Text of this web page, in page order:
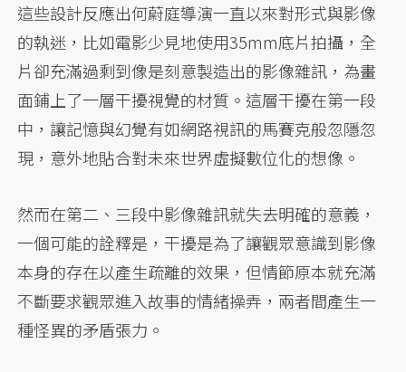
這些設計反應出何蔚庭導演一直以來對形式與影像
的執迷，比如電影少見地使用35mm底片拍攝，全
片卻充滿過剩到像是刻意製造出的影像雜訊，為畫
面鋪上了一層干擾視覺的材質。這層干擾在第一段
中，讓記憶與幻覺有如網路視訊的馬賽克般忽隱忽
現，意外地貼合對未來世界虛擬數位化的想像。
然而在第二、三段中影像雜訊就失去明確的意義，
一個可能的詮釋是，干擾是為了讓觀眾意識到影像
本身的存在以產生疏離的效果，但情節原本就充滿
不斷要求觀眾進入故事的情緒操弄，兩者間產生一
種怪異的矛盾張力。